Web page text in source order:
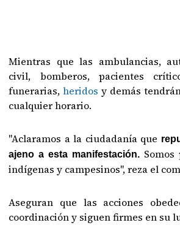
Mientras que las ambulancias,
civil, bomberos, pacientes
funerarias,heridosy demás
cualquier horario.
"Aclaramos a la ciudadanía que
ajeno a esta manifestación.
indígenas y campesinos", reza el
Aseguran que las acciones
coordinación y siguen firmes en su